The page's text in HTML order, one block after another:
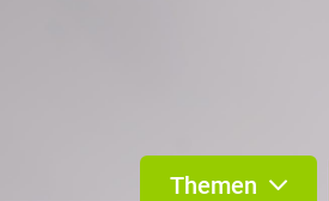
Themen